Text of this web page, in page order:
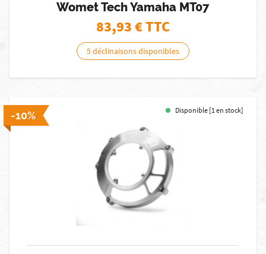
Womet Tech Yamaha MT07
83,93€ TTC
5 déclinaisons disponibles
-10% Disponible [1 en stock]